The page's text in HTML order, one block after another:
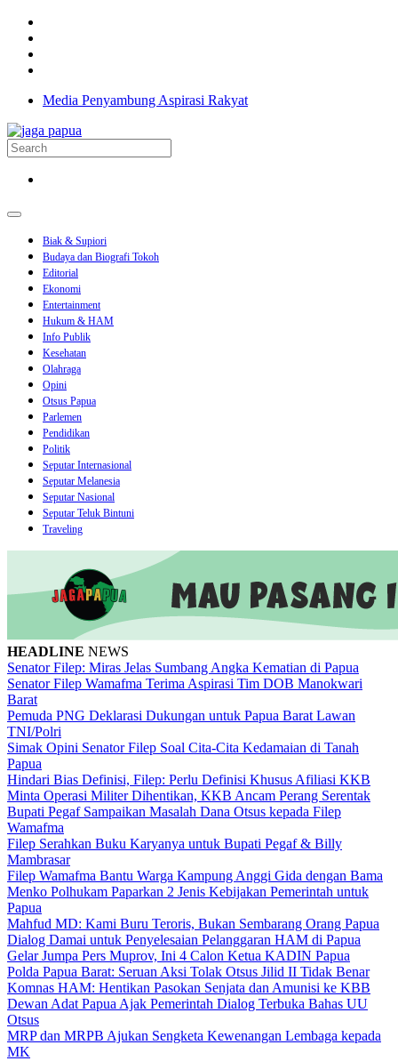
Media Penyambung Aspirasi Rakyat
Biak & Supiori
Budaya dan Biografi Tokoh
Editorial
Ekonomi
Entertainment
Hukum & HAM
Info Publik
Kesehatan
Olahraga
Opini
Otsus Papua
Parlemen
Pendidikan
Politik
Seputar Internasional
Seputar Melanesia
Seputar Nasional
Seputar Teluk Bintuni
Traveling
HEADLINE NEWS
Senator Filep: Miras Jelas Sumbang Angka Kematian di Papua
Senator Filep Wamafma Terima Aspirasi Tim DOB Manokwari
Barat
Pemuda PNG Deklarasi Dukungan untuk Papua Barat Lawan
TNI/Polri
Simak Opini Senator Filep Soal Cita-Cita Kedamaian di Tanah
Papua
Hindari Bias Definisi, Filep: Perlu Definisi Khusus Afiliasi KKB
Minta Operasi Militer Dihentikan, KKB Ancam Perang Serentak
Bupati Pegaf Sampaikan Masalah Dana Otsus kepada Filep
Wamafma
Filep Serahkan Buku Karyanya untuk Bupati Pegaf & Billy
Mambrasar
Filep Wamafma Bantu Warga Kampung Anggi Gida dengan Bama
Menko Polhukam Paparkan 2 Jenis Kebijakan Pemerintah untuk
Papua
Mahfud MD: Kami Buru Teroris, Bukan Sembarang Orang Papua
Dialog Damai untuk Penyelesaian Pelanggaran HAM di Papua
Gelar Jumpa Pers Muprov, Ini 4 Calon Ketua KADIN Papua
Polda Papua Barat: Seruan Aksi Tolak Otsus Jilid II Tidak Benar
Komnas HAM: Hentikan Pasokan Senjata dan Amunisi ke KBB
Dewan Adat Papua Ajak Pemerintah Dialog Terbuka Bahas UU
Otsus
MRP dan MRPB Ajukan Sengketa Kewenangan Lembaga kepada
MK